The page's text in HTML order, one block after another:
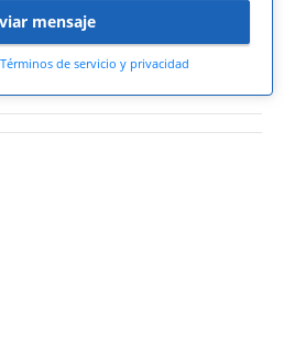
mensaje
Términos de servicio y privacidad